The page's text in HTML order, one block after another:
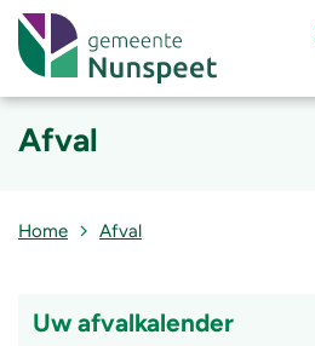
Afval
Home Afval
Uw afvalkalender